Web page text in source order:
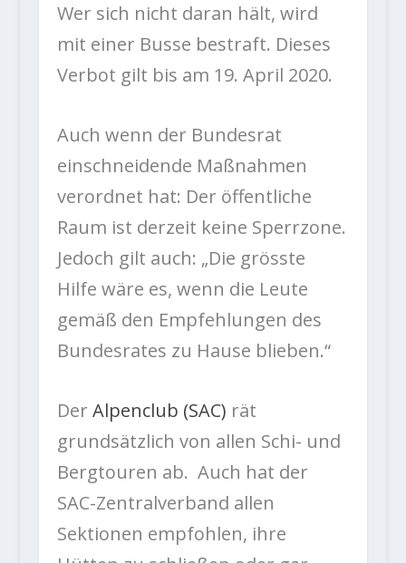
Wer sich nicht daran hält, wird
mit einer Busse bestraft. Dieses
Verbot gilt bis am 19. April 2020.
Auch wenn der Bundesrat
einschneidende Maßnahmen
verordnet hat: Der öffentliche
Raum ist derzeit keine Sperrzone.
Jedoch gilt auch: „Die grösste
Hilfe wäre es, wenn die Leute
gemäß den Empfehlungen des
Bundesrates zu Hause blieben.“
Der Alpenclub (SAC) rät
grundsätzlich von allen Schi- und
Bergtouren ab. Auch hat der
SAC-Zentralverband allen
Sektionen empfohlen, ihre